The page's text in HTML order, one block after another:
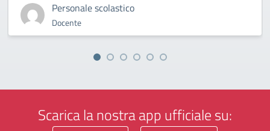
Personale scolastico
Docente
Scarica la nostra app ufficiale su: